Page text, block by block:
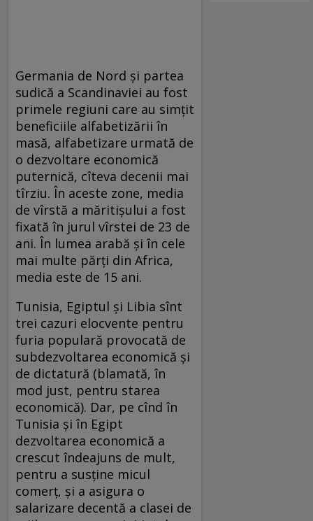
Germania de Nord şi partea
sudică a Scandinaviei au fost
primele regiuni care au simţit
beneficiile alfabetizării în
masă, alfabetizare urmată de
o dezvoltare economică
puternică, cîteva decenii mai
tîrziu. În aceste zone, media
de vîrstă a măritişului a fost
fixată în jurul vîrstei de 23 de
ani. În lumea arabă şi în cele
mai multe părţi din Africa,
media este de 15 ani.
Tunisia, Egiptul şi Libia sînt
trei cazuri elocvente pentru
furia populară provocată de
subdezvoltarea economică şi
de dictatură (blamată, în
mod just, pentru starea
economică). Dar, pe cînd în
Tunisia şi în Egipt
dezvoltarea economică a
crescut îndeajuns de mult,
pentru a susţine micul
comerţ, şi a asigura o
salarizare decentă a clasei de